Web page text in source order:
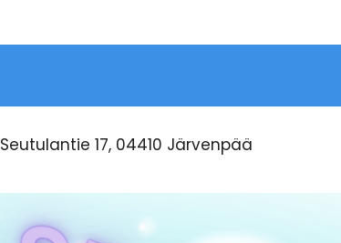
Seutulantie 17, 04410 Järvenpää